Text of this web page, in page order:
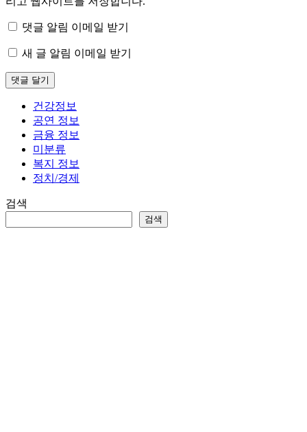
댓글 알림 이메일 받기
새 글 알림 이메일 받기
건강정보
공연 정보
금융 정보
미분류
복지 정보
정치/경제
검색
검색